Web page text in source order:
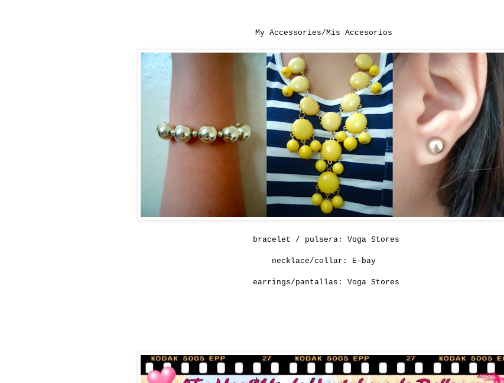
My Accessories/Mis Accesorios
bracelet / pulsera: Voga Stores
necklace/collar: E-bay
earrings/pantallas: Voga Stores